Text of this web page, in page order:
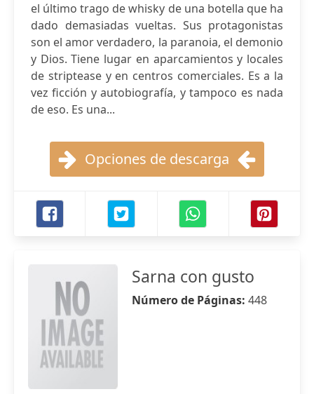
el último trago de whisky de una botella que ha
dado demasiadas vueltas. Sus protagonistas
son el amor verdadero, la paranoia, el demonio
y Dios. Tiene lugar en aparcamientos y locales
de striptease y en centros comerciales. Es a la
vez ficción y autobiografía, y tampoco es nada
de eso. Es una...
Opciones de descarga
Sarna con gusto
Número de Páginas: 448